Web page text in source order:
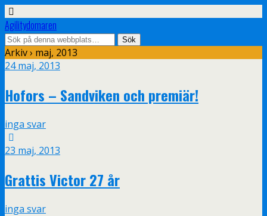
Agilitydomaren
Arkiv › maj, 2013
24 maj, 2013
Hofors – Sandviken och premiär!
inga svar
23 maj, 2013
Grattis Victor 27 år
inga svar